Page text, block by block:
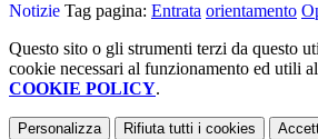
Notizie Tag pagina: Entrata orientamento
Questo sito o gli strumenti terzi da questo
cookie necessari al funzionamento ed utili
COOKIE POLICY.
Personalizza Rifiuta tutti i cookies